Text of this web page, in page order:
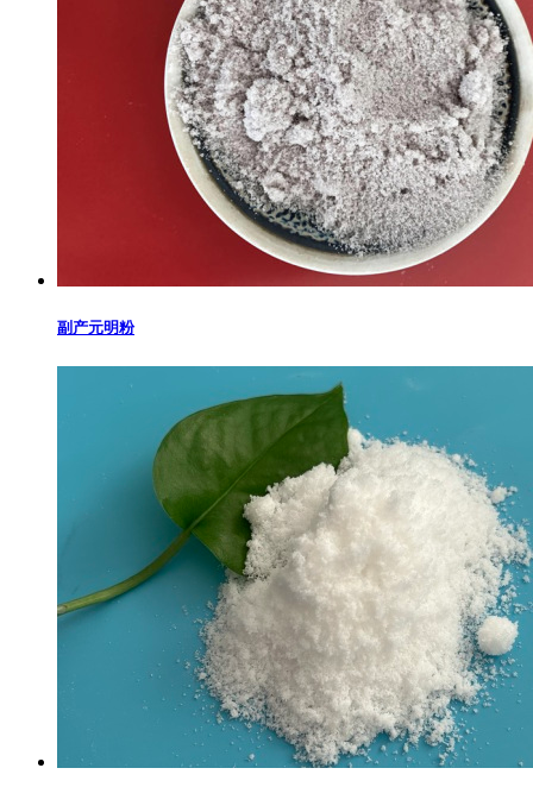
副产元明粉